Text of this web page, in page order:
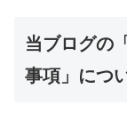
当ブログの
事項」につ